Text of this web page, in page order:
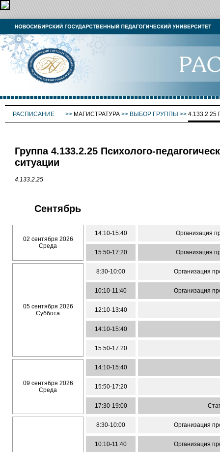
РАСПИСАНИЕ >> МАГИСТРАТУРА >> ВЫБОР ГРУППЫ >>
Группа 4.133.2.25 Психолого-
ситуации
4.133.2.25
Сентябрь
02 сентября 2026
Среда
14:10-15:40 Организация
15:50-17:20 Организация
05 сентября 2026
Суббота
8:30-10:00 Организация
10:10-11:40 Организация
12:10-13:40
14:10-15:40
15:50-17:20
09 сентября 2026
Среда
14:10-15:40
15:50-17:20
17:30-19:00
8:30-10:00 Организация
10:10-11:40 Организация